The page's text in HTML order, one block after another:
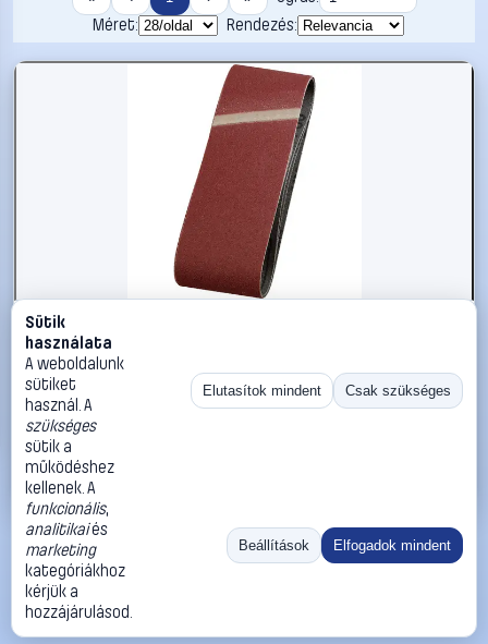
Méret:
Rendezés:
#2734235
kwb 911408 Csiszolószalag készlet Szemcsézet 80 (H x
Sz) 410 mm x 65 mm 3 db
kwb Csiszolópapír
3 690 Ft
Kosárba
«
Ugrás:
Méret:
Rendezés:
©2026
ThermoScope
ÁSZF
Cégbemutató
Sütik
használata
A weboldalunk
sütiket
használ. A
szükséges
sütik a
működéshez
kellenek. A
funkcionális,
analitikaiés
marketing
kategóriákhoz
kérjük a
hozzájárulásod.
Elutasítok mindent Csak szükséges
Beállítások Elfogadok mindent